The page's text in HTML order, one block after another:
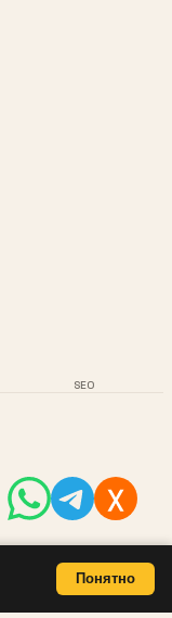
SEO
Понятно